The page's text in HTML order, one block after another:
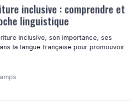
inclusive : comprendre et
linguistique
inclusive, son importance, ses
la langue française pour promouvoir